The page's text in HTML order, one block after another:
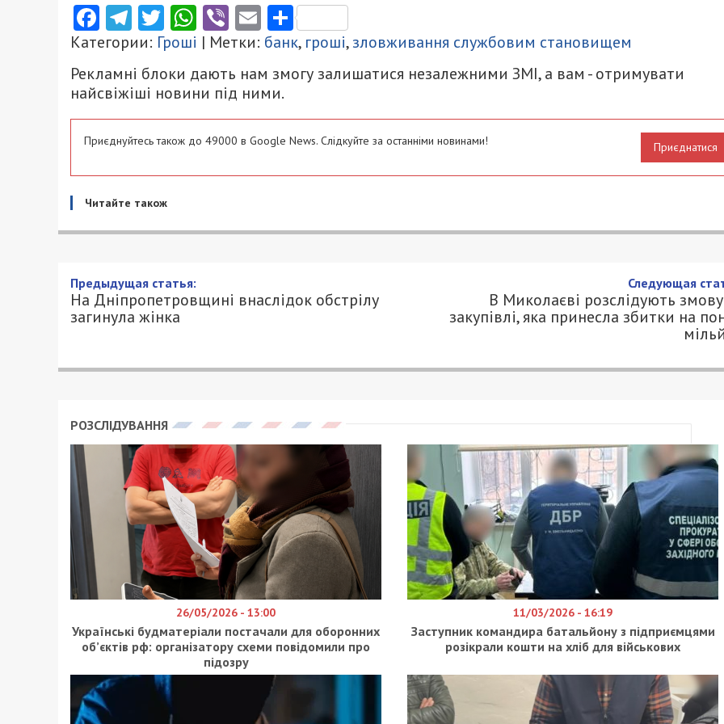
Facebook
Telegram
Twitter
WhatsApp
ViberEmailПоділитися
Категории: Гроші | Метки: банк, гроші,зловживання службовим становищем
Рекламні блоки дають нам змогу залишатися незалежними ЗМІ, а вам - отримувати
найсвіжіші новини під ними.
Приєднуйтесь також до 49000 в Google News. Слідкуйте за останніми новинами! Приєднатися
Читайте також
На Дніпропетровщині внаслідок обстрілу загинула жінка
15/05/2025 - 19:00
АННА БАУМАН - СПЕЦИАЛЬНО ДЛЯ 49000.COM.UA